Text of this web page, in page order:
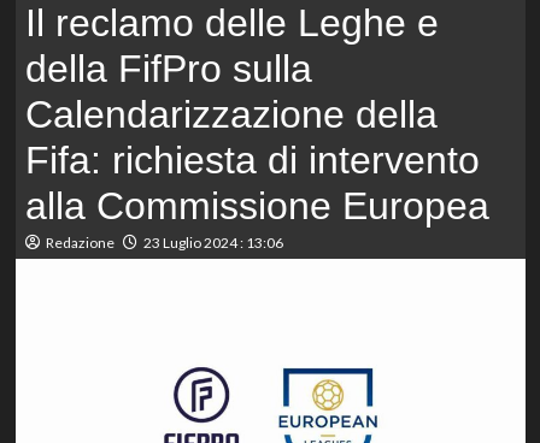
Il reclamo delle Leghe e
della FifPro sulla
Calendarizzazione della
Fifa: richiesta di intervento
alla Commissione Europea
Redazione 23 Luglio 2024 : 13:06